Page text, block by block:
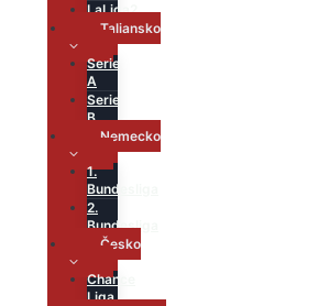
LaLiga2
Taliansko
Serie
A
Serie
B
Nemecko
1.
Bundesliga
2.
Bundesliga
Česko
Chance
Liga